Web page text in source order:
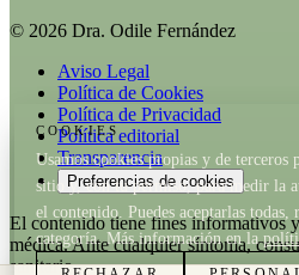
© 2026 Dra. Odile Fernández
Aviso Legal
Política de Cookies
Política de Privacidad
Política editorial
Transparencia
Preferencias de cookies
El contenido tiene fines informativos
médica. Ante cualquier síntoma,
sanitario.
COOKIES
Usamos cookies propias y de terceros
sitio y, con tu permiso, para medir la
el contenido. Puedes aceptarlas todas,
categoría. Más información en la